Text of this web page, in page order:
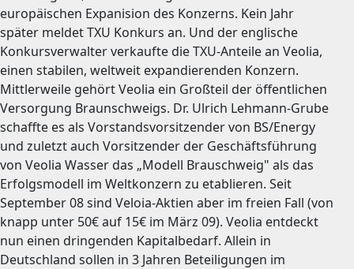
europäischen Expanision des Konzerns. Kein Jahr
später meldet TXU Konkurs an. Und der englische
Konkursverwalter verkaufte die TXU-Anteile an Veolia,
einen stabilen, weltweit expandierenden Konzern.
Mittlerweile gehört Veolia ein Großteil der öffentlichen
Versorgung Braunschweigs. Dr. Ulrich Lehmann-Grube
schaffte es als Vorstandsvorsitzender von BS/Energy
und zuletzt auch Vorsitzender der Geschäftsführung
von Veolia Wasser das „Modell Brauschweig" als das
Erfolgsmodell im Weltkonzern zu etablieren. Seit
September 08 sind Veloia-Aktien aber im freien Fall (von
knapp unter 50€ auf 15€ im März 09). Veolia entdeckt
nun einen dringenden Kapitalbedarf. Allein in
Deutschland sollen in 3 Jahren Beteiligungen im